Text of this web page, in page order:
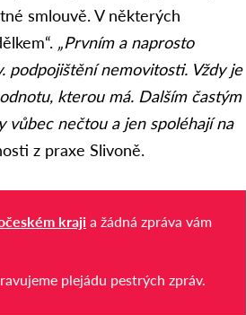
smlouvě. V některých
„Prvním a naprosto
podpojištění nemovitosti. Vždy je
kterou má. Dalším častým
vůbec nečtou a jen spoléhají na
z praxe Slivoně.
kraji a žádná zpráva vám
plejádu pestrých zpráv.